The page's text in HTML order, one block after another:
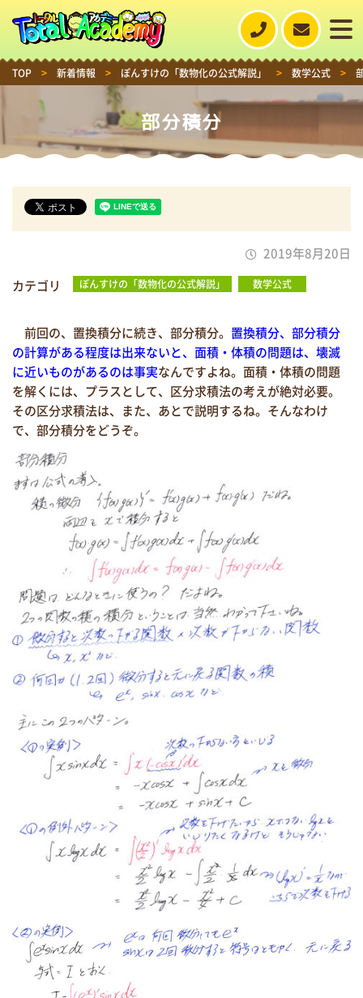
TOP > 新着情報 > ぽんすけの「数物化の公式解説」 > 数学公式 >
部分積分
2019年8月20日
カテゴリ
ぽんすけの「数物化の公式解説」 数学公式
前回の、置換積分に続き、部分積分。 置換積分、部分積分
の計算がある程度は出来ないと、 面積・体積の問題は、壊滅
に近いものがあるのは事実なんですよね。面積・体積の問題
を解くには、プラスとして、区分求積法の考えが絶対必要。
その区分求積法は、また、あとで説明するね。そんなわけ
で、部分積分をどうぞ。